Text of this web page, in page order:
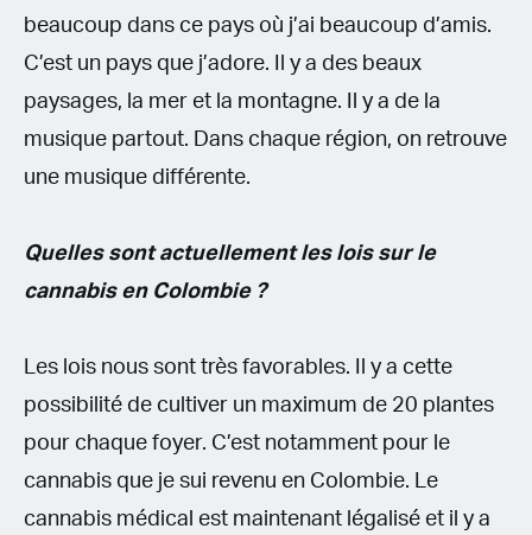
beaucoup dans ce pays où j’ai beaucoup d’amis.
C’est un pays que j’adore. Il y a des beaux
paysages, la mer et la montagne. Il y a de la
musique partout. Dans chaque région, on retrouve
une musique différente.
Quelles sont actuellement les lois sur le
cannabis en Colombie ?
Les lois nous sont très favorables. Il y a cette
possibilité de cultiver un maximum de 20 plantes
pour chaque foyer. C’est notamment pour le
cannabis que je sui revenu en Colombie. Le
cannabis médical est maintenant légalisé et il y a